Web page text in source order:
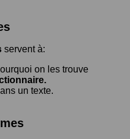
servent à:
on les trouve
un texte.